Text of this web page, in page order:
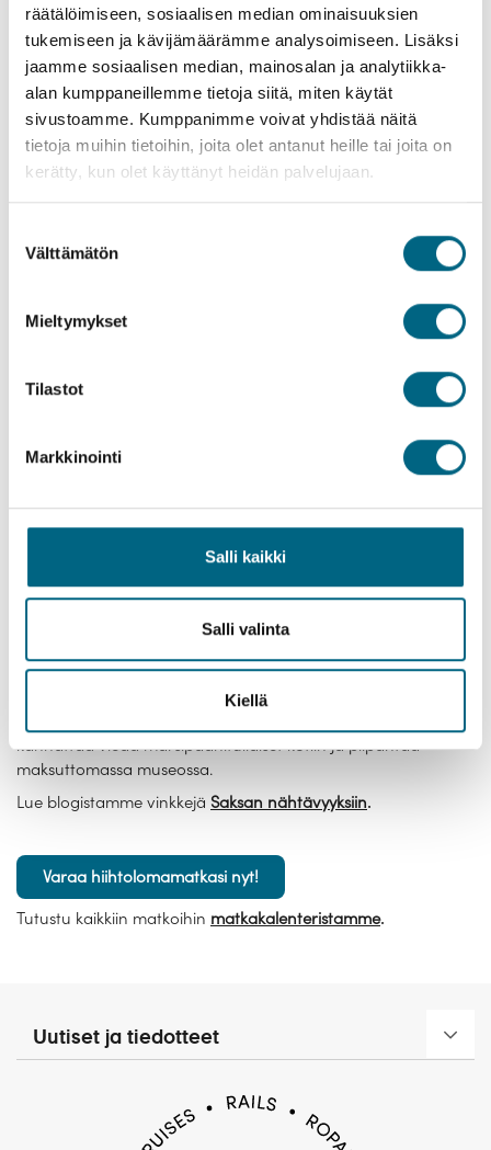
räätälöimiseen, sosiaalisen median ominaisuuksien
tukemiseen ja kävijämäärämme analysoimiseen. Lisäksi
jaamme sosiaalisen median, mainosalan ja analytiikka-
alan kumppaneillemme tietoja siitä, miten käytät
sivustoamme. Kumppanimme voivat yhdistää näitä
tietoja muihin tietoihin, joita olet antanut heille tai joita on
kerätty, kun olet käyttänyt heidän palvelujaan.
valinta
Välttämätön
Mieltymykset
Tilastot
Markkinointi
Salli kaikki
Salli valinta
Kiellä
ladataan vesivoimalla.
erinomainen vaihtoehto hiihtolomamatkaksi. ROPAX-risteilyn
ja kaupunkiloman ihastuttava yhdistelmä tutustuttaa koko
nykypäivään.
hiihtolomalaisten kannattaa piipahtaa vanhassa
varastokaupungissa Speicherstadtissa. Sieltä löytyy myös
Alue on Unescon maailmanperintökohdetta ja monien
matkaajien suosiossa.
Lyypekissä kannattaa vierailla vanhan kaupungin lisäksi
kannattaa viedä marsipaanituliaiset kotiin ja piipahtaa
maksuttomassa museossa.
Lue blogistamme vinkkejä Saksan nähtävyyksiin.
Varaa hiihtolomamatkasi nyt!
Tutustu kaikkiin matkoihin matkakalenteristamme.
Uutiset ja tiedotteet